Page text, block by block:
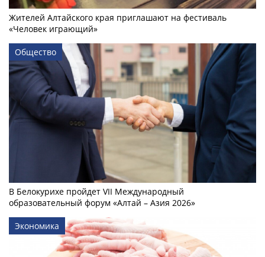
Жителей Алтайского края приглашают на фестиваль
«Человек играющий»
Общество
В Белокурихе пройдет VII Международный
образовательный форум «Алтай – Азия 2026»
Экономика